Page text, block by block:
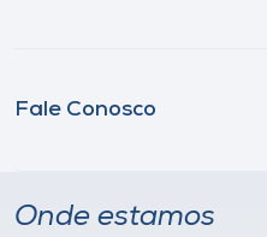
Fale Conosco
Onde estamos